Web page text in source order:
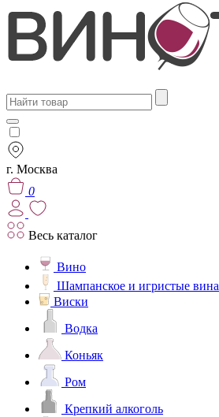
г. Москва
0
Весь каталог
Вино
Шампанское и игристые вина
Виски
Водка
Коньяк
Ром
Крепкий алкоголь